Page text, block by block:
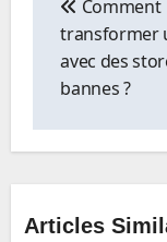
l’article
Comment
transformer
avec des
bannes ?
Articles